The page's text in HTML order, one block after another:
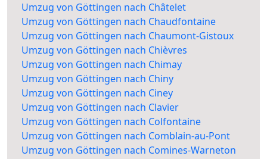
Umzug von Göttingen nach Châtelet
Umzug von Göttingen nach Chaudfontaine
Umzug von Göttingen nach Chaumont-Gistoux
Umzug von Göttingen nach Chièvres
Umzug von Göttingen nach Chimay
Umzug von Göttingen nach Chiny
Umzug von Göttingen nach Ciney
Umzug von Göttingen nach Clavier
Umzug von Göttingen nach Colfontaine
Umzug von Göttingen nach Comblain-au-Pont
Umzug von Göttingen nach Comines-Warneton